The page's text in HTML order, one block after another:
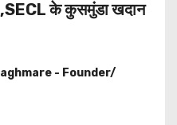
,SECL के कुसमुंडा खदान
- Founder/